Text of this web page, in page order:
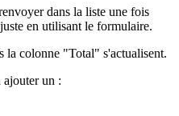
dans la liste une fois
en utilisant le formulaire.
la colonne "Total" s'actualisent.
un :